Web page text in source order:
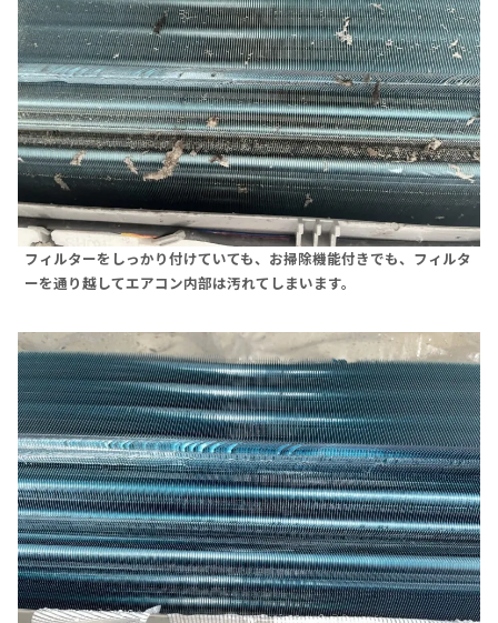
フィルターをしっかり付けていても、お掃除機能付きでも、フィルタ
ーを通り越してエアコン内部は汚れてしまいます。